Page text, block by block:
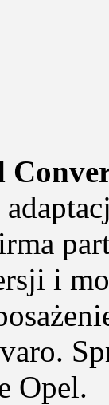
i
Opel.